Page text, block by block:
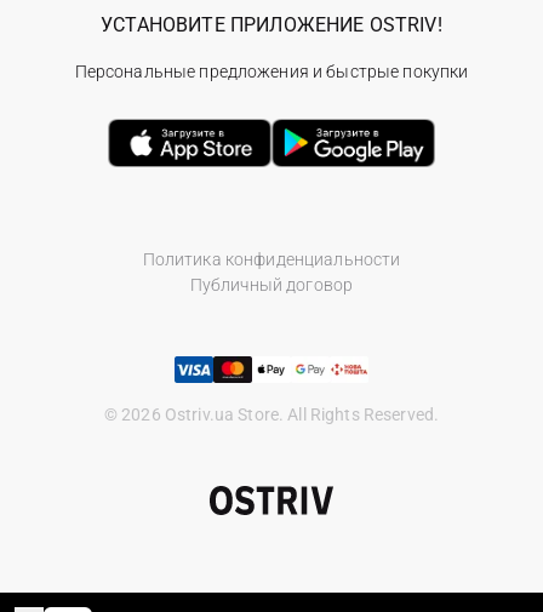
Политика конфиденциальности
Публичный договор
© 2026 Ostriv.ua Store. All Rights Reserved.
УСТАНОВИТЕ ПРИЛОЖЕНИЕ OSTRIV!
Персональные предложения и быстрые покупки